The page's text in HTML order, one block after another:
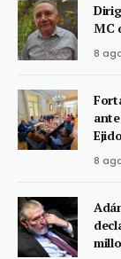
MC
8
8